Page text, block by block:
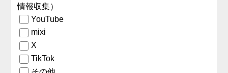
情報収集）
YouTube
mixi
X
TikTok